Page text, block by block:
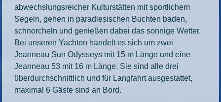
abwechslungsreicher Kulturstätten mit sportlichem
Segeln, gehen in paradiesischen Buchten baden,
schnorcheln und genießen dabei das sonnige Wetter.
Bei unseren Yachten handelt es sich um zwei
Jeanneau Sun Odysseys mit 15 m Länge und eine
Jeanneau 53 mit 16 m Länge. Sie sind alle drei
überdurchschnittlich und für Langfahrt ausgestattet,
maximal 6 Gäste sind an Bord.